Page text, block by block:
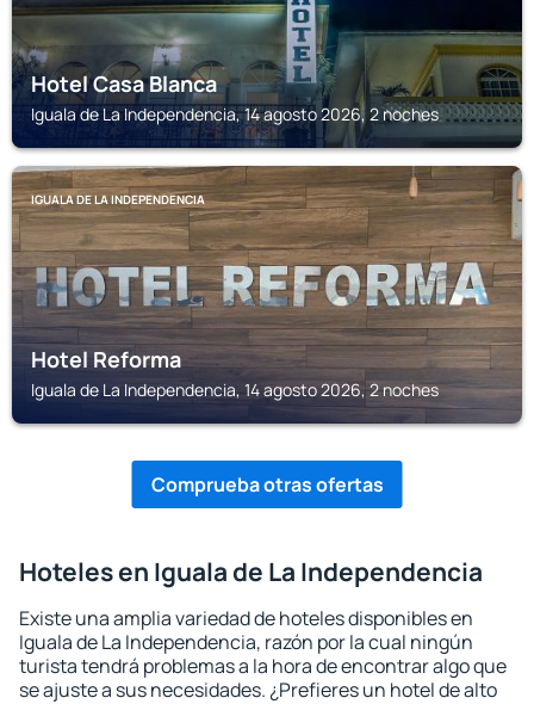
Hotel Casa Blanca
Iguala de La Independencia, 14 agosto 2026, 2 noches
IGUALA DE LA INDEPENDENCIA
Hotel Reforma
Iguala de La Independencia, 14 agosto 2026, 2 noches
Comprueba otras ofertas
Hoteles en Iguala de La Independencia
Existe una amplia variedad de hoteles disponibles en
Iguala de La Independencia, razón por la cual ningún
turista tendrá problemas a la hora de encontrar algo que
se ajuste a sus necesidades. ¿Prefieres un hotel de alto